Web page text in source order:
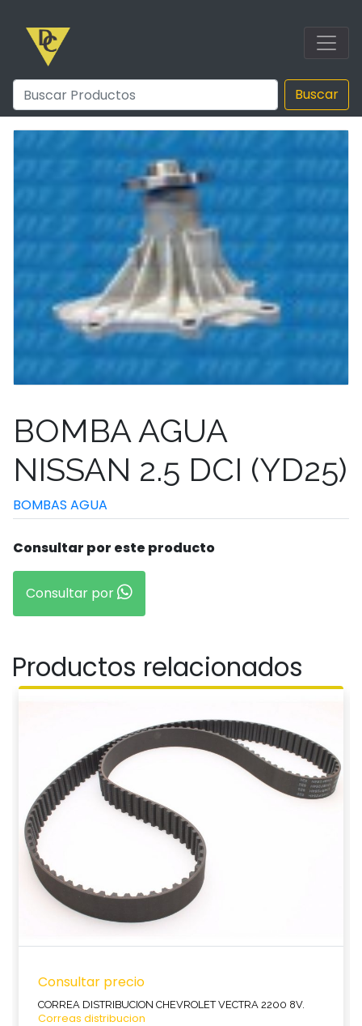
Buscar
BOMBA AGUA
NISSAN 2.5 DCI (YD25)
BOMBAS AGUA
Consultar por este producto
Consultar por
Productos relacionados
Consultar precio
CORREA DISTRIBUCION CHEVROLET VECTRA 2200 8V.
Correas distribucion